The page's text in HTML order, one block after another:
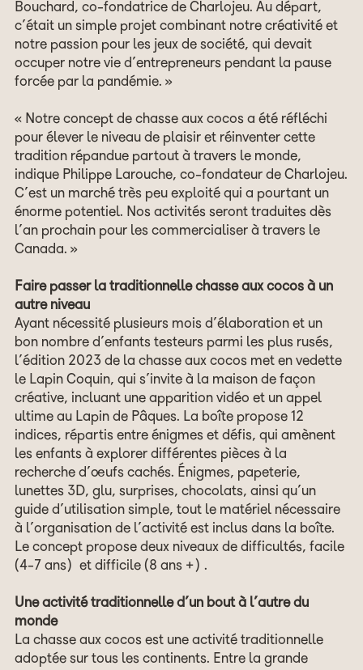
Bouchard, co-fondatrice de Charlojeu. Au départ,
c’était un simple projet combinant notre créativité et
notre passion pour les jeux de société, qui devait
occuper notre vie d’entrepreneurs pendant la pause
forcée par la pandémie. »
« Notre concept de chasse aux cocos a été réfléchi
pour élever le niveau de plaisir et réinventer cette
tradition répandue partout à travers le monde,
indique Philippe Larouche, co-fondateur de Charlojeu.
C’est un marché très peu exploité qui a pourtant un
énorme potentiel. Nos activités seront traduites dès
l’an prochain pour les commercialiser à travers le
Canada. »
Faire passer la traditionnelle chasse aux cocos à un
autre niveau
Ayant nécessité plusieurs mois d’élaboration et un
bon nombre d’enfants testeurs parmi les plus rusés,
l’édition 2023 de la chasse aux cocos met en vedette
le Lapin Coquin, qui s’invite à la maison de façon
créative, incluant une apparition vidéo et un appel
ultime au Lapin de Pâques. La boîte propose 12
indices, répartis entre énigmes et défis, qui amènent
les enfants à explorer différentes pièces à la
recherche d’œufs cachés. Énigmes, papeterie,
lunettes 3D, glu, surprises, chocolats, ainsi qu’un
guide d’utilisation simple, tout le matériel nécessaire
à l’organisation de l’activité est inclus dans la boîte.
Le concept propose deux niveaux de difficultés, facile
(4-7 ans) et difficile (8 ans +).
Une activité traditionnelle d’un bout à l’autre du
monde
La chasse aux cocos est une activité traditionnelle
adoptée sur tous les continents. Entre la grande